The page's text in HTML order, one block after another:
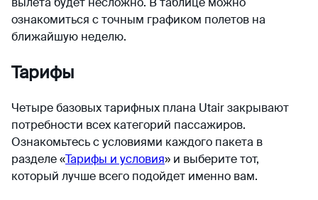
ознакомиться с точным графиком полетов на
ближайшую неделю.
Тарифы
Четыре базовых тарифных плана Utair закрывают
потребности всех категорий пассажиров.
Ознакомьтесь с условиями каждого пакета в
разделе «Тарифы и условия» и выберите тот,
который лучше всего подойдет именно вам.